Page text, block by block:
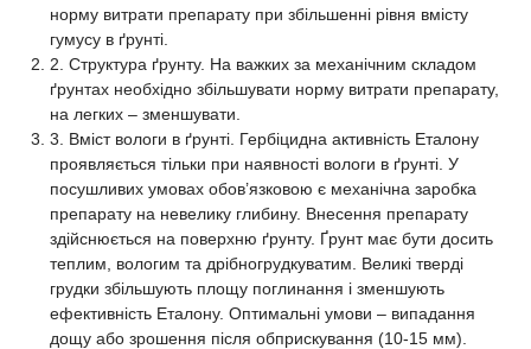
норму витрати препарату при збільшенні рівня вмісту
гумусу в ґрунті.
2. Структура ґрунту. На важких за механічним складом
ґрунтах необхідно збільшувати норму витрати препарату,
на легких – зменшувати.
3. Вміст вологи в ґрунті. Гербіцидна активність Еталону
проявляється тільки при наявності вологи в ґрунті. У
посушливих умовах обов’язковою є механічна заробка
препарату на невелику глибину. Внесення препарату
здійснюється на поверхню ґрунту. Ґрунт має бути досить
теплим, вологим та дрібногрудкуватим. Великі тверді
грудки збільшують площу поглинання і зменшують
ефективність Еталону. Оптимальні умови – випадання
дощу або зрошення після обприскування (10-15 мм).